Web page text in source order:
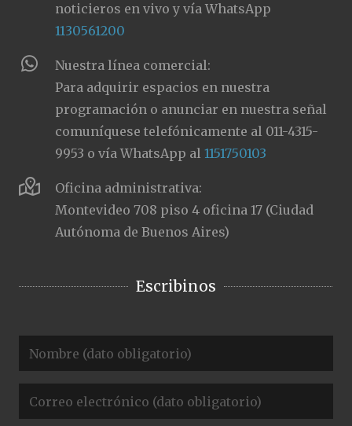
noticieros en vivo y vía WhatsApp
1130561200
Nuestra línea comercial:
Para adquirir espacios en nuestra
programación o anunciar en nuestra señal
comuníquese telefónicamente al 011-4315-
9953 o vía WhatsApp al1151750103
Oficina administrativa:
Montevideo 708 piso 4 oficina 17 (Ciudad
Autónoma de Buenos Aires)
Escribinos